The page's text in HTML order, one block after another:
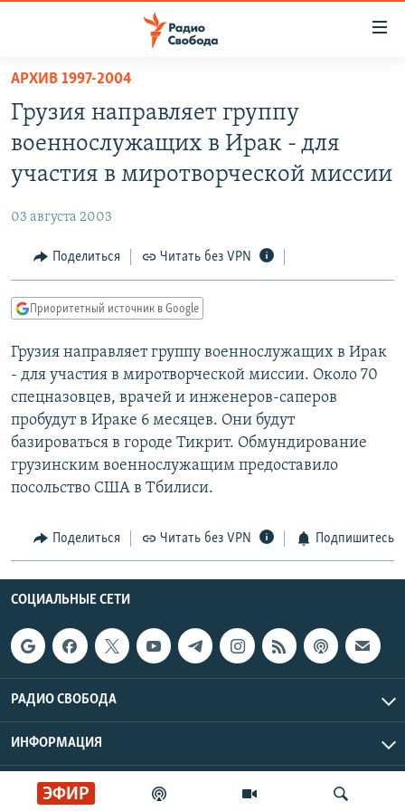
упрощенного
доступа
основному
Вернутся
Вернутся
поиску
ПОДКАСТЫ
АВТОРСКИЕ ПРОЕКТЫ
МНЕНИЯ
КУЛЬТУРА
КАВКАЗ.РЕАЛИИ
СЕВЕР.РЕАЛИИ
СИБИРЬ.РЕАЛИИ
РАСПИСАНИЕ ВЕЩАНИЯ
ПОДПИШИТЕСЬ НА РАССЫЛКУ
Все сайты РСЕ/РС
ЭФИР
АРХИВ 1997-2004
Грузия направляет группу
военнослужащих в Ирак - для
участия в миротворческой миссии
03 августа 2003
Поделиться Читать без VPN
Приоритетный источник в Google
Грузия направляет группу военнослужащих в Ирак
- для участия в миротворческой миссии. Около 70
спецназовцев, врачей и инженеров-саперов
пробудут в Ираке 6 месяцев. Они будут
базироваться в городе Тикрит. Обмундирование
грузинским военнослужащим предоставило
посольство США в Тбилиси.
Поделиться Читать без VPN Подпишитесь
СОЦИАЛЬНЫЕ СЕТИ
РАДИО СВОБОДА
ИНФОРМАЦИЯ
Радио Свобода © 2026 RFE/RL, Inc. | Все права защищены.